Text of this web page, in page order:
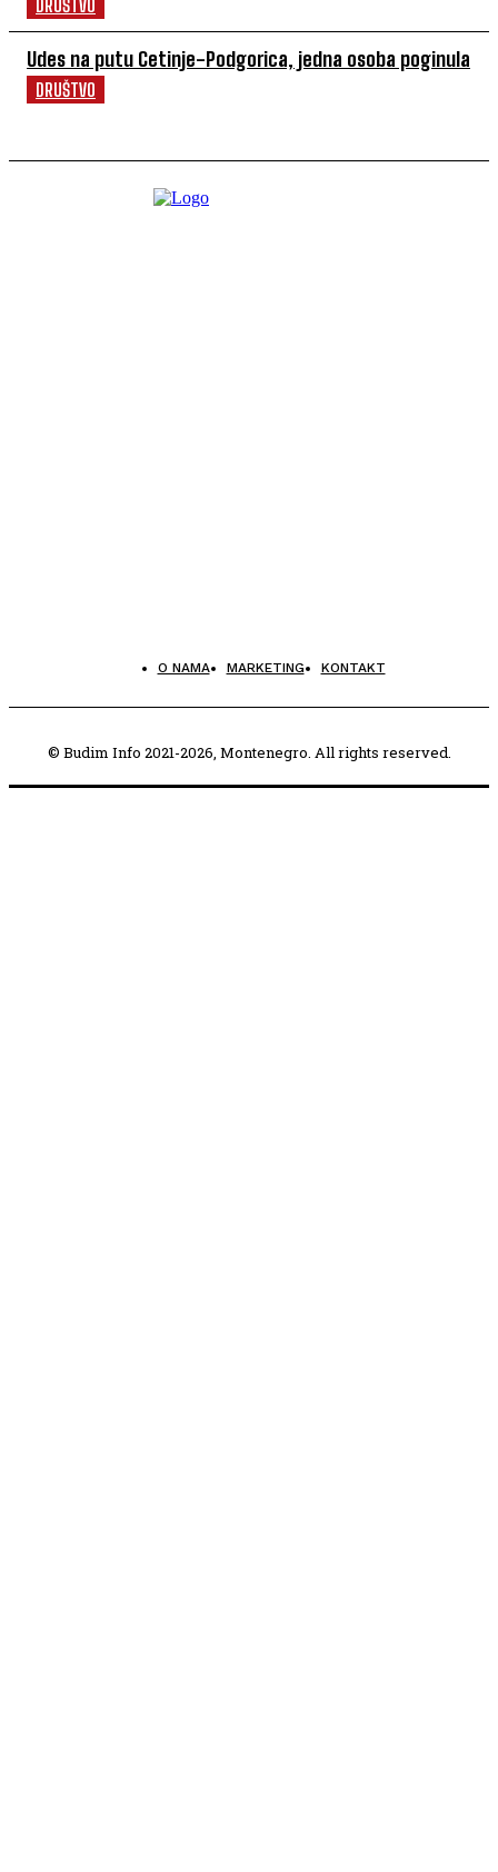
DRUŠTVO
Udes na putu Cetinje-Podgorica, jedna osoba poginula
DRUŠTVO
O NAMA MARKETING KONTAKT
© Budim Info 2021-2026, Montenegro. All rights reserved.